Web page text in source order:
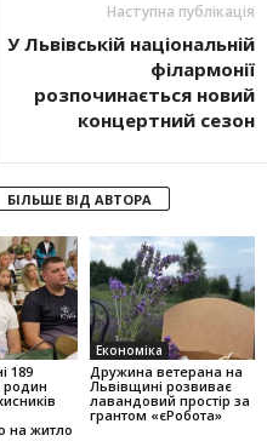
Наступна публікація
У Львівській національній
філармонії
розпочинається новий
концертний сезон
БІЛЬШЕ ВІД АВТОРА
189
родин
на житло
Економіка
Дружина ветерана на
Львівщині розвиває
лавандовий простір за
грантом «єРобота»